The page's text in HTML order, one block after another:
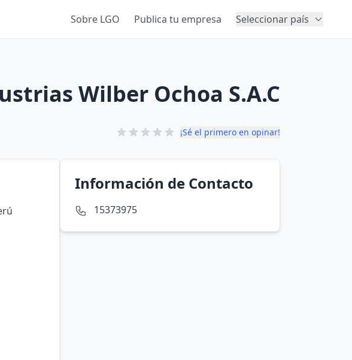
Sobre LGO Publica tu empresa Seleccionar país
Wilber Ochoa S.A.C
¡Sé el primero en opinar!
Información de Contacto
15373975